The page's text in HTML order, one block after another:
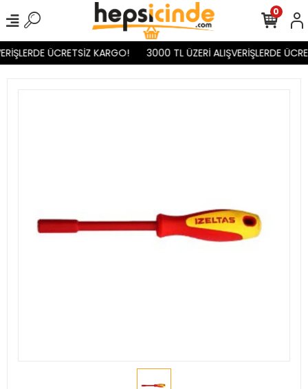
ÜCRETSİZ KARGO! 3000 TL ÜZERİ ALIŞVERİŞLERDE
0